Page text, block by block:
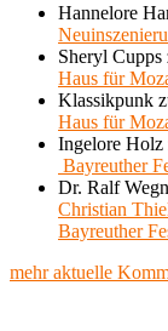
Hannelore
Sheryl Cupps
Haus für
Klassikpunk
Haus für
Ingelore Holz
Bayreuther
Dr. Ralf
Christian
Bayreuther
mehr aktuelle